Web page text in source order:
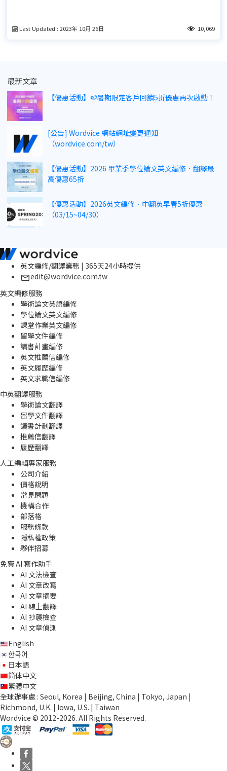
Last Updated : 2023年 10月 26日 10,069
最新文章
【優惠活動】🍉暑期限定客戶回饋5折優惠再次啟動！
[公告] Wordvice 網站網址變更通知
（wordvice.com/tw）
【優惠活動】2026 畢業季學位論文英文編修．翻譯最
高優惠65折
【優惠活動】2026英文編修．中翻英早春5折優惠
（03/15~04/30）
英文編修/翻譯業務 | 365天24小時提供
edit@wordvice.com.tw
英文編修服務
學術論文英語編修
學位論文英文編修
課堂作業英文編修
留學文件編修
讀書計畫編修
英文推薦信編修
英文履歷編修
英文求職信編修
中英翻譯服務
學術論文翻譯
留學文件翻譯
讀書計劃翻譯
推薦信翻譯
履歷翻譯
人工編輯專家服務
公司介紹
價格說明
常見問題
機構合作
部落格
服務條款
隱私權政策
夥伴招募
免費 AI 寫作助手
AI 文法檢查
AI 文章改寫
AI 文章摘要
AI 線上翻譯
AI 抄襲檢查
AI 文章偵測
English
한국어
日本語
简体中文
繁體中文
全球辦事處 : Seoul, Korea | Beijing, China | Tokyo, Japan |
Richmond, U.K. | Iowa, U.S. | Taiwan
Wordvice © 2012-2026. All Rights Reserved.